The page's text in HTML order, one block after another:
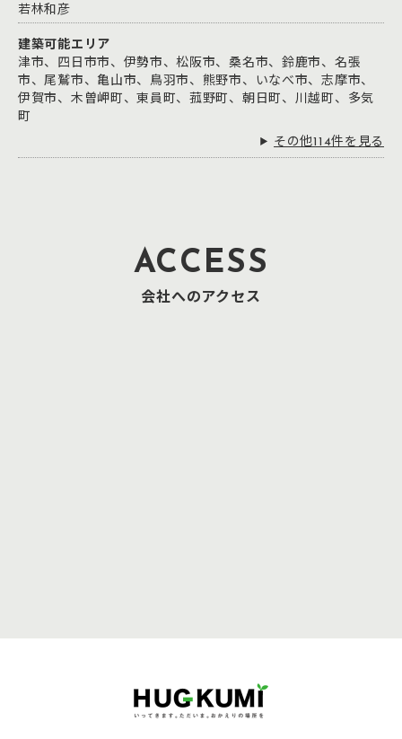
若林和彦
建築可能エリア
津市、四日市市、伊勢市、松阪市、桑名市、鈴鹿市、名張
市、尾鷲市、亀山市、鳥羽市、熊野市、いなべ市、志摩市、
伊賀市、木曽岬町、東員町、菰野町、朝日町、川越町、多気
町
その他114件を見る
ACCESS
会社へのアクセス